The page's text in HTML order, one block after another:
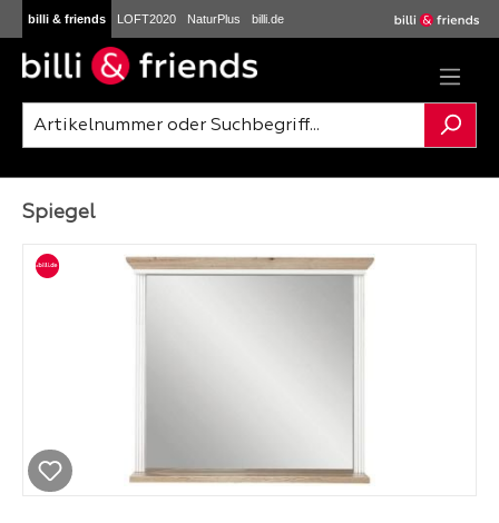
Zum Hauptinhalt springen
billi & friends LOFT2020 NaturPlus billi.de
Bildergalerie überspringen
Spiegel